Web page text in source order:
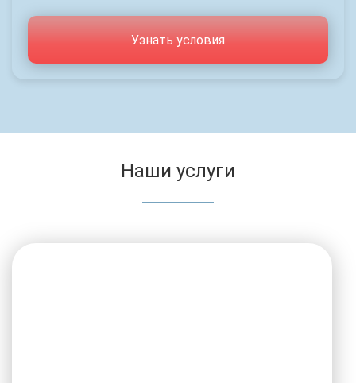
Узнать условия
Наши услуги